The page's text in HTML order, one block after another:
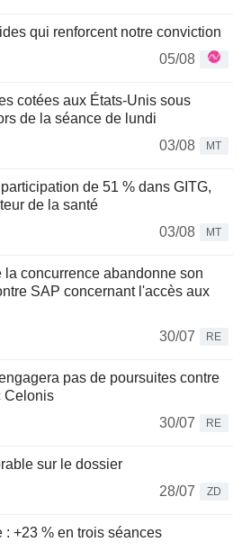
qui renforcent notre conviction
05/08
cotées aux États-Unis sous
de la séance de lundi
03/08
MT
de 51 % dans GITG,
de la santé
03/08
MT
la concurrence abandonne son
SAP concernant l'accès aux
30/07
RE
pas de poursuites contre
Celonis
30/07
RE
sur le dossier
28/07
ZD
+23 % en trois séances